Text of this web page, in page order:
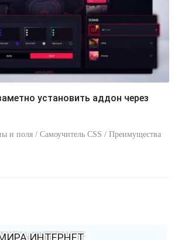
установить аддон через
и поля / Самоучитель CSS / Преимущества
МИРА ИНТЕРНЕТ